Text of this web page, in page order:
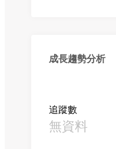
成長趨勢分析
追蹤數
無資料